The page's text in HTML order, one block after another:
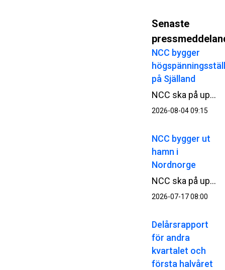
Senaste
NCC bygger
på Själland
NCC ska på uppdrag av Energinet bygga ett 400 kV-ställverk vid Ringsbjerg på Själland i Danmark. I uppdraget ingår även att bygga ut ställverket vid Bjäverskov. Ordervärdet uppgår till cirka 190 MSEK.
2026-08-04 09:15
NCC bygger ut
hamn i
Nordnorge
NCC ska på uppdrag av norska Kustverket bygga ut Kjöllefjord fiskehamn i Finnmark i Nordnorge. Ordervärdet uppgår till cirka 500 MSEK.
2026-07-17 08:00
Delårsrapport
för andra
kvartalet och
första halvåret